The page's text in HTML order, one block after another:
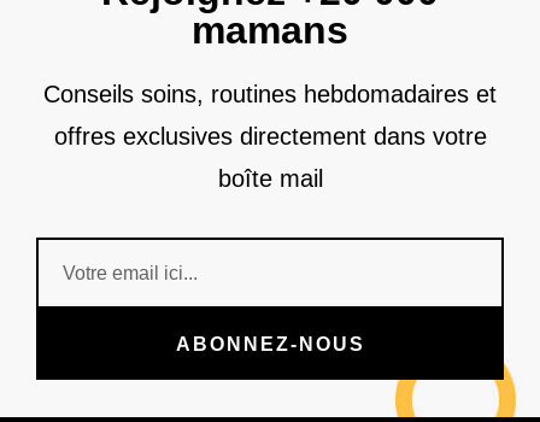
mamans
Conseils soins, routines hebdomadaires et
offres exclusives directement dans votre
boîte mail
ABONNEZ-NOUS